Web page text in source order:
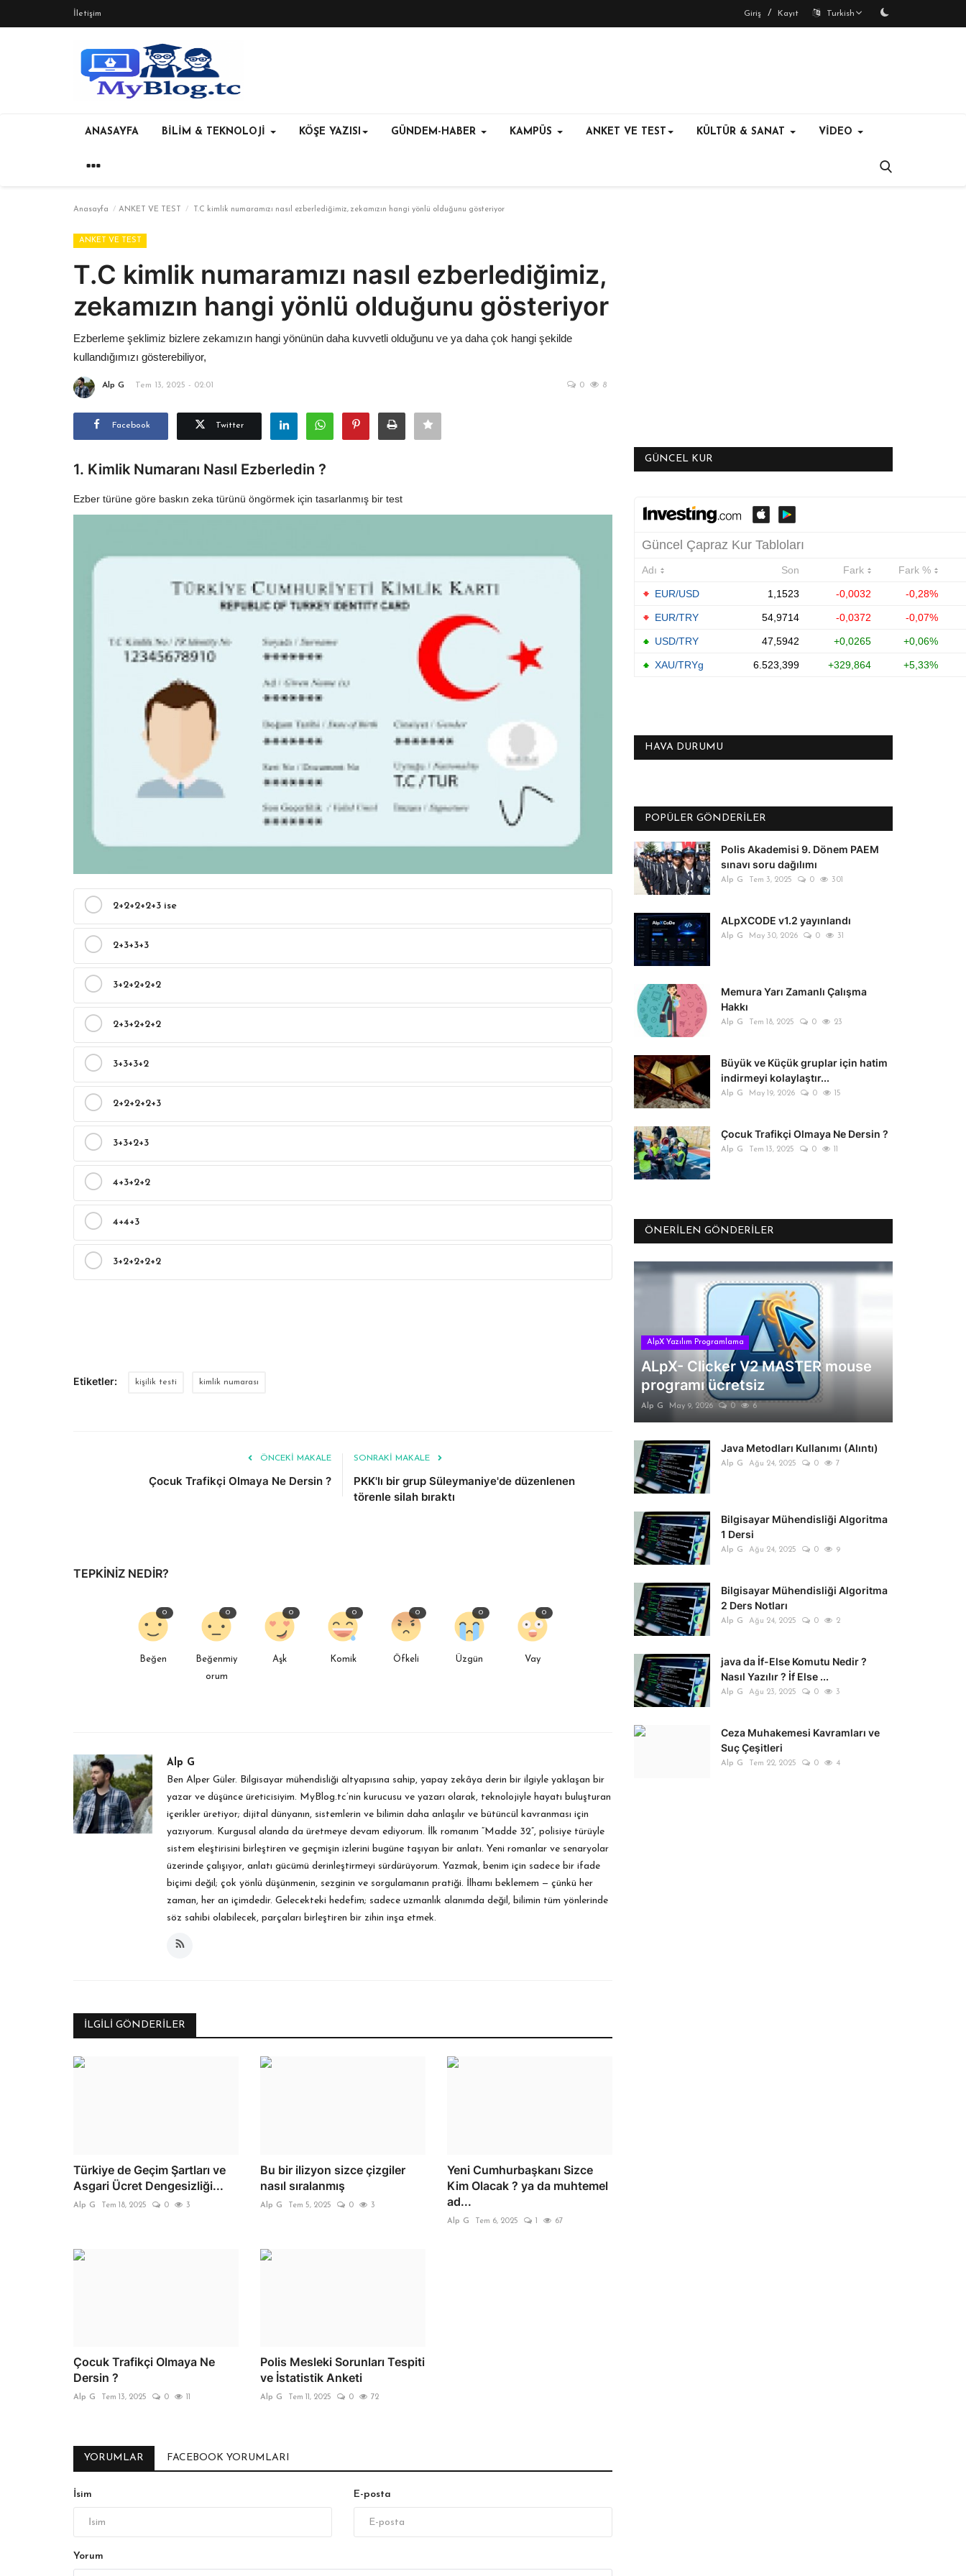
İletişim Giriş / Kayıt Turkish
ANASAYFA BİLİM & TEKNOLOJİ KÖŞE YAZISI GÜNDEM-HABER KAMPÜS ANKET VE TEST KÜLTÜR & SANAT VİDEO
Anasayfa ANKET VE TEST T.C kimlik numaramızı nasıl ezberlediğimiz, zekamızın hangi yönlü olduğunu gösteriyor
ANKET VE TEST
T.C kimlik numaramızı nasıl ezberlediğimiz,
zekamızın hangi yönlü olduğunu gösteriyor
Ezberleme şeklimiz bizlere zekamızın hangi yönünün daha kuvvetli olduğunu ve ya daha çok hangi şekilde
kullandığımızı gösterebiliyor,
Alp G Tem 13, 2025 - 02:01 0 8
Facebook Twitter
1. Kimlik Numaranı Nasıl Ezberledin ?
Ezber türüne göre baskın zeka türünü öngörmek için tasarlanmış bir test
2+2+2+2+3 ise
2+3+3+3
3+2+2+2+2
2+3+2+2+2
3+3+3+2
2+2+2+2+3
3+3+2+3
4+3+2+2
4+4+3
3+2+2+2+2
Etiketler: kişilik testi kimlik numarası
ÖNCEKI MAKALE
Çocuk Trafikçi Olmaya Ne Dersin ?
SONRAKI MAKALE
PKK'lı bir grup Süleymaniye'de düzenlenen
törenle silah bıraktı
TEPKINIZ NEDIR?
Beğen
0
Beğenmiy
orum
0
Aşk
0
Komik
0
Öfkeli
0
Üzgün
0
Vay
0
Alp G
Ben Alper Güler. Bilgisayar mühendisliği altyapısına sahip, yapay zekâya derin bir ilgiyle yaklaşan bir
yazar ve düşünce üreticisiyim. MyBlog.tc’nin kurucusu ve yazarı olarak, teknolojiyle hayatı buluşturan
içerikler üretiyor; dijital dünyanın, sistemlerin ve bilimin daha anlaşılır ve bütüncül kavranması için
yazıyorum. Kurgusal alanda da üretmeye devam ediyorum. İlk romanım “Madde 32”, polisiye türüyle
sistem eleştirisini birleştiren ve geçmişin izlerini bugüne taşıyan bir anlatı. Yeni romanlar ve senaryolar
üzerinde çalışıyor, anlatı gücümü derinleştirmeyi sürdürüyorum. Yazmak, benim için sadece bir ifade
biçimi değil; çok yönlü düşünmenin, sezginin ve sorgulamanın pratiği. İlhamı beklemem — çünkü her
zaman, her an içimdedir. Gelecekteki hedefim; sadece uzmanlık alanımda değil, bilimin tüm yönlerinde
söz sahibi olabilecek, parçaları birleştiren bir zihin inşa etmek.
İLGILI GÖNDERILER
Türkiye de Geçim Şartları ve
Asgari Ücret Dengesizliği...
Alp G Tem 18, 2025 0 3
Bu bir ilizyon sizce çizgiler
nasıl sıralanmış
Alp G Tem 5, 2025 0 3
Yeni Cumhurbaşkanı Sizce
Kim Olacak ? ya da muhtemel
ad...
Alp G Tem 6, 2025 67
Çocuk Trafikçi Olmaya Ne
Dersin ?
Alp G Tem 13, 2025 0 11
Polis Mesleki Sorunları Tespiti
ve İstatistik Anketi
Alp G Tem 11, 2025 0 72
YORUMLAR FACEBOOK YORUMLARI
İsim E-posta
Yorum
GÜNCEL KUR
HAVA DURUMU
POPÜLER GÖNDERILER
Polis Akademisi 9. Dönem PAEM
sınavı soru dağılımı
Alp G Tem 3, 2025 0 301
ALpXCODE v1.2 yayınlandı
Alp G May 30, 2026 0 31
Memura Yarı Zamanlı Çalışma
Hakkı
Alp G Tem 18, 2025 0 23
Büyük ve Küçük gruplar için hatim
indirmeyi kolaylaştır...
Alp G May 19, 2026 0 15
Çocuk Trafikçi Olmaya Ne Dersin ?
Alp G Tem 13, 2025 0
ÖNERILEN GÖNDERILER
AlpX Yazılım Programlama
ALpX- Clicker V2 MASTER mouse
programı ücretsiz
Alp G May 9, 2026 0 6
Java Metodları Kullanımı (Alıntı)
Alp G Ağu 24, 2025 0 7
Bilgisayar Mühendisliği Algoritma
1 Dersi
Alp G Ağu 24, 2025 0 9
Bilgisayar Mühendisliği Algoritma
2 Ders Notları
Alp G Ağu 24, 2025 0 2
java da İf-Else Komutu Nedir ?
Nasıl Yazılır ? İf Else ...
Alp G Ağu 23, 2025 0 3
Ceza Muhakemesi Kavramları ve
Suç Çeşitleri
Alp G Tem 22, 2025 0 4